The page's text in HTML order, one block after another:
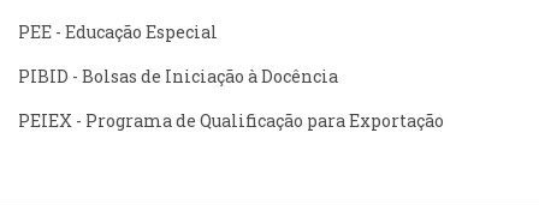
PEE - Educação Especial
PIBID - Bolsas de Iniciação à Docência
PEIEX - Programa de Qualificação para Exportação